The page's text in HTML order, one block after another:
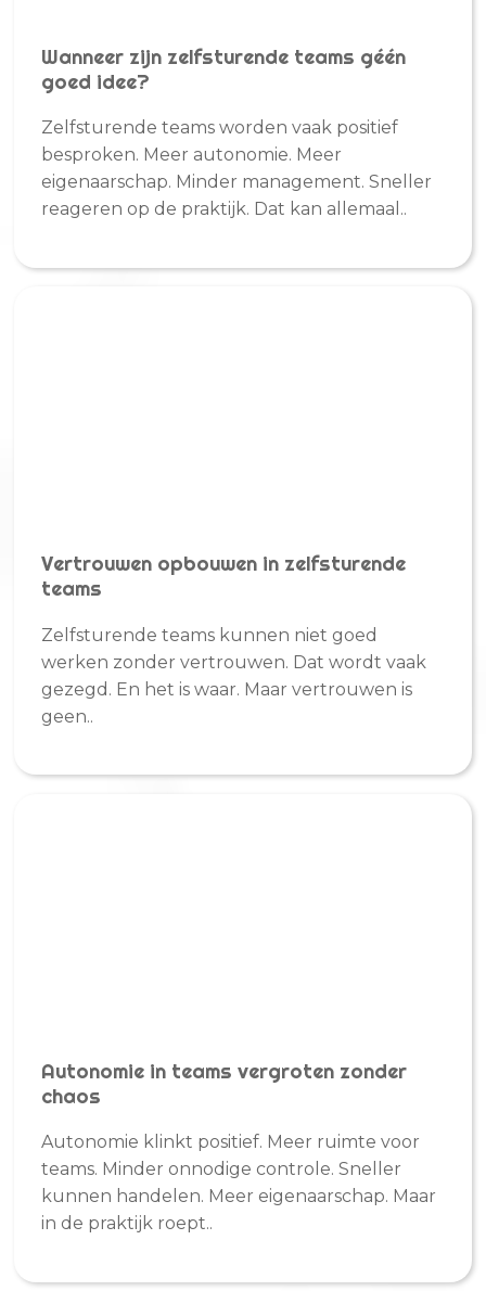
Wanneer zijn zelfsturende teams géén
goed idee?
Zelfsturende teams worden vaak positief
besproken. Meer autonomie. Meer
eigenaarschap. Minder management. Sneller
reageren op de praktijk. Dat kan allemaal..
Vertrouwen opbouwen in zelfsturende
teams
Zelfsturende teams kunnen niet goed
werken zonder vertrouwen. Dat wordt vaak
gezegd. En het is waar. Maar vertrouwen is
geen..
Autonomie in teams vergroten zonder
chaos
Autonomie klinkt positief. Meer ruimte voor
teams. Minder onnodige controle. Sneller
kunnen handelen. Meer eigenaarschap. Maar
in de praktijk roept..